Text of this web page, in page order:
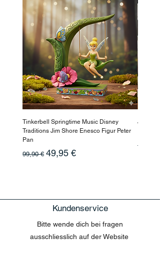
Tinkerbell Springtime Music Disney
Traditions Jim Shore Enesco Figur Peter
Pan
Standardpreis
99,90 € Sale-Preis
49,95 €
Jasmin
199,90 €
Kundenservice
Bitte wende dich bei fragen
ausschliesslich auf der Website